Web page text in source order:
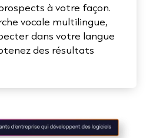
à votre façon.
vocale multilingue,
dans votre langue
des résultats